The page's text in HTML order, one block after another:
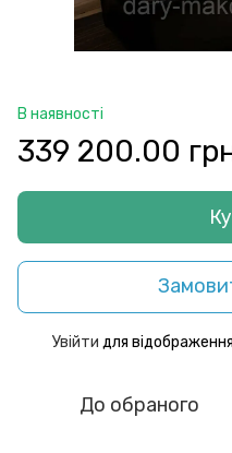
В наявності
339 200.00
Увійти для
До обраного